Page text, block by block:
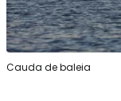
Cauda de baleia